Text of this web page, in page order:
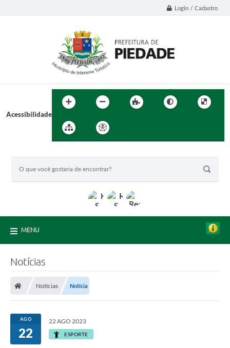
Login / Cadastro
Acessibilidade
MENU
Notícias
Notícias Notícia
AGO
22
22 AGO 2023
ESPORTE